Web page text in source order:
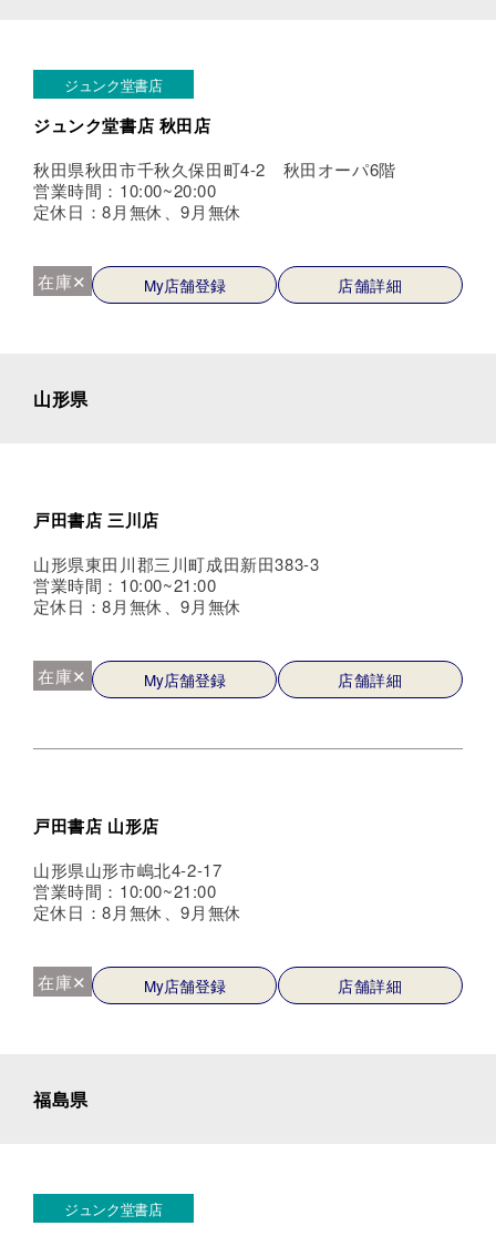
ジュンク堂書店
ジュンク堂書店 秋田店
秋田県秋田市千秋久保田町4-2 秋田オーパ6階
営業時間：10:00~20:00
定休日：8月無休、9月無休
在庫✕ My店舗登録 店舗詳細
山形県
戸田書店 三川店
山形県東田川郡三川町成田新田383-3
営業時間：10:00~21:00
定休日：8月無休、9月無休
在庫✕ My店舗登録 店舗詳細
戸田書店 山形店
山形県山形市嶋北4-2-17
営業時間：10:00~21:00
定休日：8月無休、9月無休
在庫✕ My店舗登録 店舗詳細
福島県
ジュンク堂書店